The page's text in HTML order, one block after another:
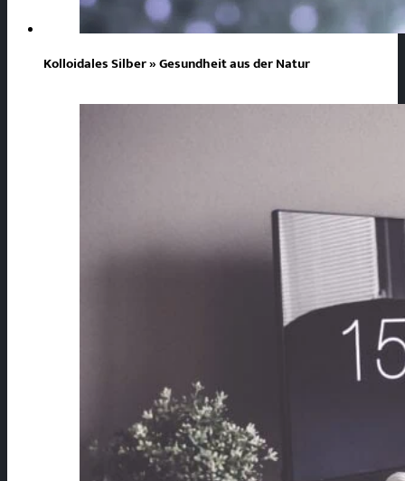
Kolloidales Silber » Gesundheit aus der Natur